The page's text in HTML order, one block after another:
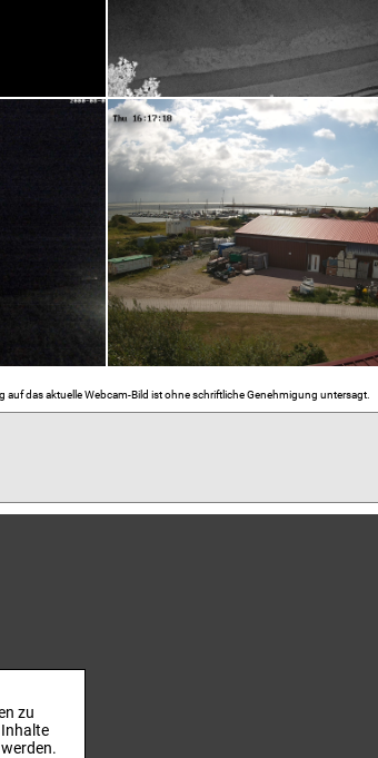
das aktuelle Webcam-Bild ist ohne schriftliche Genehmigung untersagt.
zu